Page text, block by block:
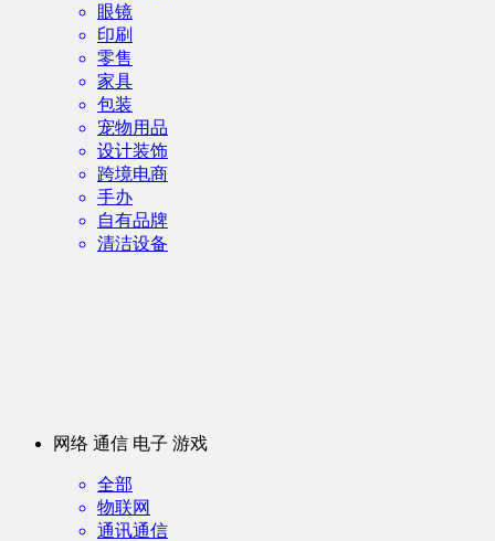
眼镜
印刷
零售
家具
包装
宠物用品
设计装饰
跨境电商
手办
自有品牌
清洁设备
网络 通信 电子 游戏
全部
物联网
通讯通信